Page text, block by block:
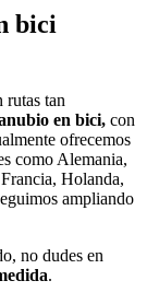
bici
rutas tan
en bici, con
ofrecemos
como Alemania,
Holanda,
ampliando
no dudes en
.